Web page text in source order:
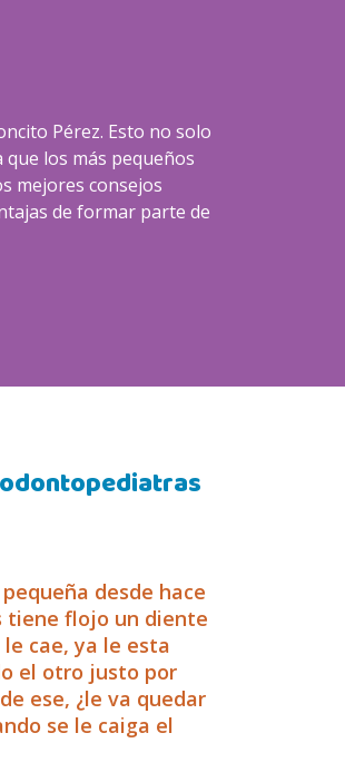
Pérez. Esto no solo
los más pequeños
mejores consejos
de formar parte de
desde hace
tiene flojo un diente
le cae, ya le esta
el otro justo por
ese, ¿le va quedar
se le caiga el